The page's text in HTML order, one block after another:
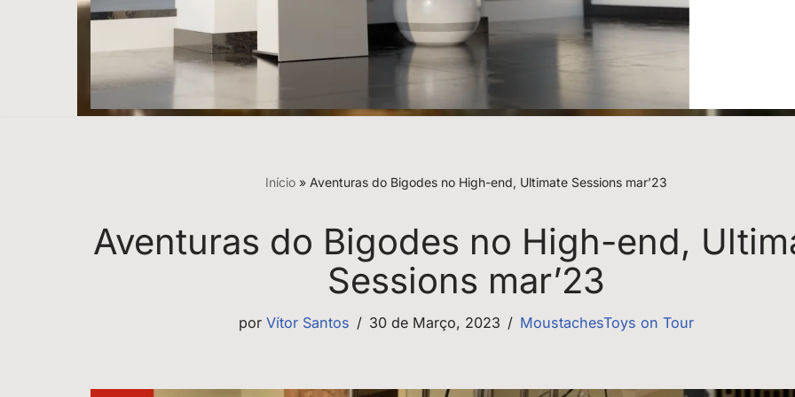
Início » Aventuras do Bigodes no High-end, Ultimate Sessions mar’23
Aventuras do Bigodes no High-end,
Sessions mar’23
porVítor Santos 30 de Março, 2023 MoustachesToys on Tour